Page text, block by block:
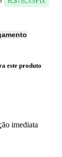
este produto
imediata